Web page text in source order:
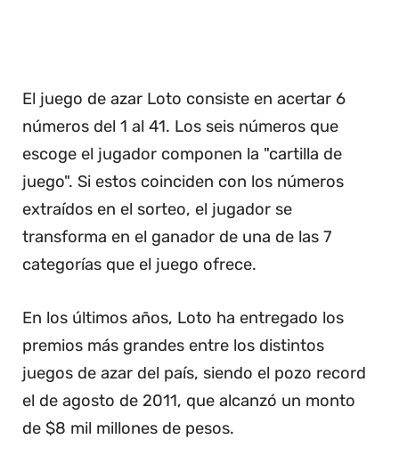
El juego de azar Loto consiste en acertar 6
números del 1 al 41. Los seis números que
escoge el jugador componen la "cartilla de
juego". Si estos coinciden con los números
extraídos en el sorteo, el jugador se
transforma en el ganador de una de las 7
categorías que el juego ofrece.
En los últimos años, Loto ha entregado los
premios más grandes entre los distintos
juegos de azar del país, siendo el pozo record
el de agosto de 2011, que alcanzó un monto
de $8 mil millones de pesos.